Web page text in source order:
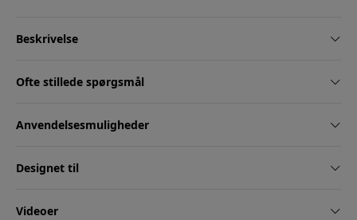
Beskrivelse
Ofte stillede spørgsmål
Anvendelsesmuligheder
Designet til
Videoer